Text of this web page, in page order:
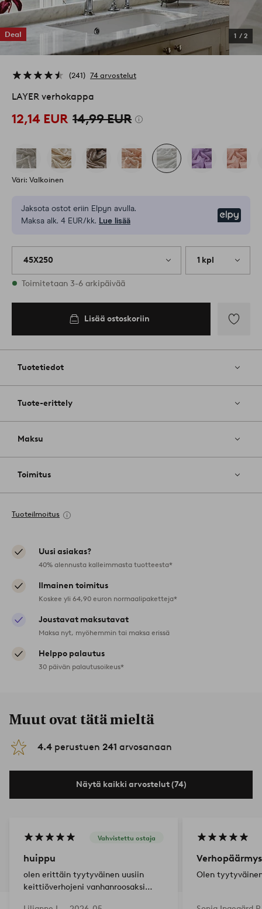
Deal 1 / 2
241 74 arvostelut
LAYER verhokappa
12,14 EUR 14,99 EUR
Väri: Valkoinen
Jaksota ostot eriin Elpyn avulla.
Maksa alk. 4 EUR/kk. Lue lisää
45X250 1 kpl
Varastossa
Toimitetaan 3-6 arkipäivää
Lisää ostoskoriin
Tuotetiedot
Tuote-erittely
Maksu
Toimitus
Tuoteilmoitus
Uusi asiakas?
40% alennusta kalleimmasta tuotteesta*
Ilmainen toimitus
Koskee yli 64,90 euron normaalipaketteja*
Joustavat maksutavat
Maksa nyt, myöhemmin tai maksa erissä
Helppo palautus
30 päivän palautusoikeus*
Muut ovat tätä mieltä
4.4 perustuen 241 arvosanaan
Näytä kaikki arvostelut (74)
Vahvistettu ostaja
huippu
olen erittäin tyytyväinen uusiin
keittiöverhojeni vanhanroosaksi
Verhopäärmys
Olen